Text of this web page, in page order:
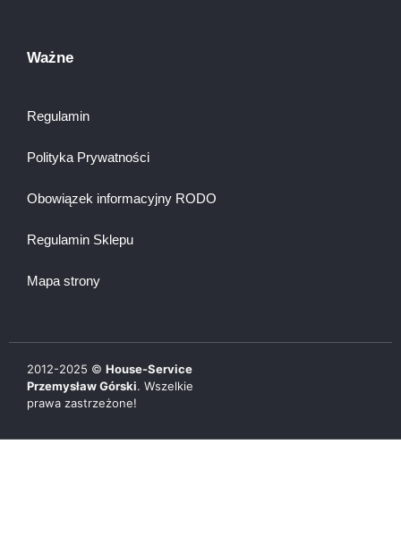
Ważne
Regulamin
Polityka Prywatności
Obowiązek informacyjny RODO
Regulamin Sklepu
Mapa strony
2012-2025 © House-Service
Przemysław Górski. Wszelkie
prawa zastrzeżone!